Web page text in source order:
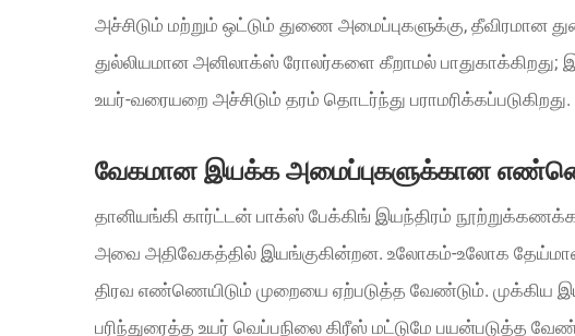
அச்சிடும் மற்றும் ஒட்டும் துணை அமைப்புகளுக்கு, தீவிரமான
துல்லியமான அனிலாக்ஸ் ரோலர்களை கீறாமல் பாதுகாக்கிறது;
உயர்-வரையறை அச்சிடும் தரம் தொடர்ந்து பராமரிக்கப்படுகிறது.
வேகமான இயக்க அமைப்புகளுக்கான
தானியங்கி கார்ட்டன் பாக்ஸ் பேக்கிங் இயந்திரம்
அவை அதிவேகத்தில் இயங்குகின்றன. உலோகம்-உலோக
திரவ எண்ணெயிடும் முறையை ஏற்படுத்த வேண்டும். முக்கிய
பரிந்துரைத்த உயர் வெப்பநிலை கிரீஸ் மட்டுமே பயன்படுத்த